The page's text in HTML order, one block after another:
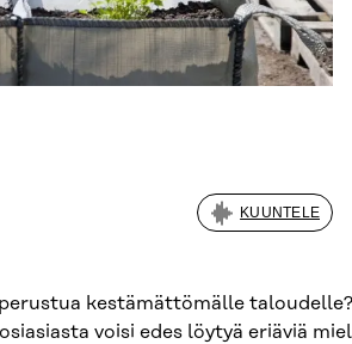
KUUNTELE
kestämättömälle
voisi edes löytyä eriäviä